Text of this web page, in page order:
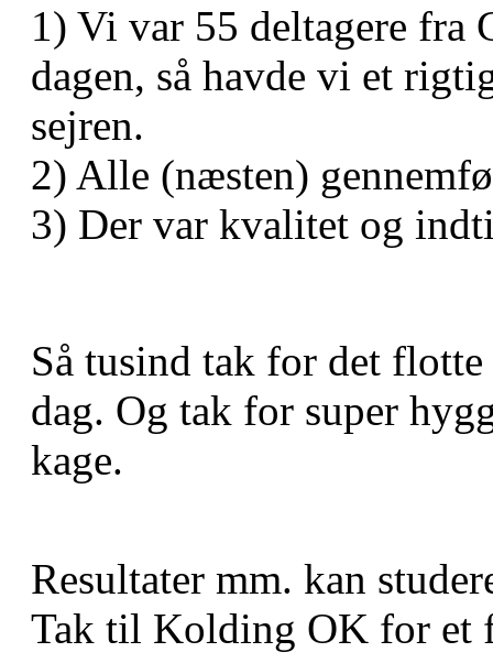
1) Vi var 55 deltagere fra
dagen, så havde vi et
sejren.
2) Alle (næsten)
3) Der var kvalitet og
Så tusind tak for det
dag. Og tak for super
kage.
Resultater mm. kan
Tak til Kolding OK for et